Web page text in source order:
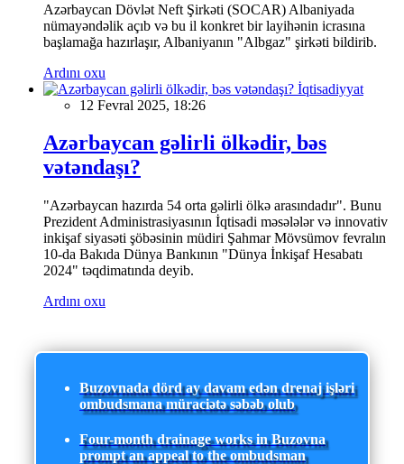
Azərbaycan Dövlət Neft Şirkəti (SOCAR) Albaniyada
nümayəndəlik açıb və bu il konkret bir layihənin icrasına
başlamağa hazırlaşır, Albaniyanın "Albgaz" şirkəti bildirib.
Ardını oxu
İqtisadiyyat
12 Fevral 2025, 18:26
Azərbaycan gəlirli ölkədir, bəs
vətəndaşı?
"Azərbaycan hazırda 54 orta gəlirli ölkə arasındadır". Bunu
Prezident Administrasiyasının İqtisadi məsələlər və innovativ
inkişaf siyasəti şöbəsinin müdiri Şahmar Mövsümov fevralın
10-da Bakıda Dünya Bankının "Dünya İnkişaf Hesabatı
2024" təqdimatında deyib.
Ardını oxu
Buzovnada dörd ay davam edən drenaj işləri
ombudsmana müraciətə səbəb olub
Four-month drainage works in Buzovna
prompt an appeal to the ombudsman